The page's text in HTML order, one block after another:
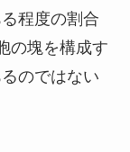
程度の割合
の塊を構成す
のではない